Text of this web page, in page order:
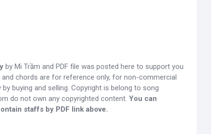
by Mi Trầm and PDF file was posted here to support you
chords are for reference only, for non-commercial
buying and selling. Copyright is belong to song
do not own any copyrighted content. You can
staffs by PDF link above.